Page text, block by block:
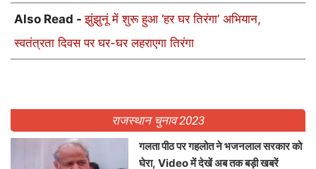
Also Read -झुंझुनूं में शुरू हुआ ‘हर घर तिरंगा’ अभियान,
स्वतंत्रता दिवस पर घर-घर लहराएगा तिरंगा
राजस्थान चुनाव 2023
गलता पीठ पर गहलोत ने भजनलाल सरकार को
घेरा, Video में देखें अब तक बड़ी खबरें